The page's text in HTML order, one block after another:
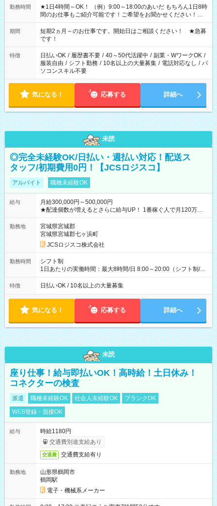
勤務時間
★1日4時間～OK！ （例）9:00～18:00のあいだ もちろん1日8時
間のお仕事もご紹介可能です！ご希望をお聞かせください！★
家庭の都合でお休みが必要な場合も遠慮なくご相談ください。
※週最低15時間以上の勤務が必要です
期間
短期2ヵ月～のお仕事です。開始日はご相談ください！ ★急募
です！
特徴 日払いOK / 履歴書不要 / 40～50代活躍中 / 副業・WワークOK /
服装自由 / シフト勤務 / 10名以上の大量募集 / 電話対応なし / パ
ソコンスキル不要
気になる！ 応募する 詳細へ
未読
◎完全未経験OK/日払い・週払い対応！配送ス
タッフ/初期費用0円！【JCSロジスコ】
アルバイト 職種未経験OK
給与
月給300,000円～500,000円
★配達個数が増えるとさらに給与UP！ 1番稼ぐ人で月120万ほ
ど！ ・主要都市エリア 月収55万円／週5日稼働 月収65万~112
万円／週6日稼働 ・地方郊外エリア 月収40万円／週5日稼働 月
収40万円~50万円／週6日稼働 ＜モデルイメージ＞ ■月収50万
円 (27歳男性/江東区在住)※元建築関係 1日150個配達×25日勤務
(日休み) ■月収80万円(43歳男性/墨田区在住)※元営業 1日200個
勤務地
宮城県宮城郡
宮城県宮城郡七ヶ浜町
JCSロジスコ株式会社
勤務時間
シフト制
1日あたりの実働時間：最大8時間/日 8:00～20:00（シフト制/実
働8時間） ※週5日勤務（場所次第では週4も有り） ※配達状況
によって時間外での勤務可能性有り ※案件により多少の前後あ
特徴 日払いOK / 10名以上の大量募集
気になる！ 応募する 詳細へ
未読
座り仕事！給与即払いOK！高時給！土日休み！
コネクターの検査
派遣 職種未経験OK 社会人未経験OK
ブランクOK
WEB登録・面接OK
給与
時給1180円
交通費別途支給あり
交通費 交通費支給有り
勤務地
山形県鶴岡市
鶴岡駅
電子・機械系メーカー